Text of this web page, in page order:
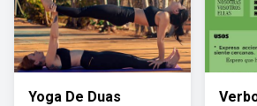
Yoga De Duas